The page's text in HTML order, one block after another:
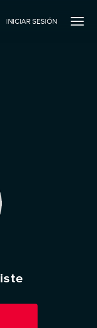
INICIAR SESIÓN